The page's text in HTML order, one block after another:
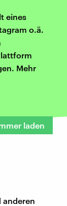
eines
o.ä.
Mehr
laden
anderen